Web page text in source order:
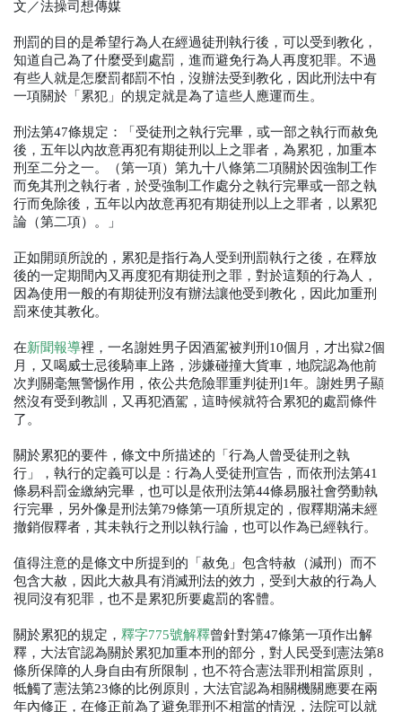
文／法操司想傳媒
刑罰的目的是希望行為人在經過徒刑執行後，可以受到教化，
知道自己為了什麼受到處罰，進而避免行為人再度犯罪。不過
有些人就是怎麼罰都罰不怕，沒辦法受到教化，因此刑法中有
一項關於「累犯」的規定就是為了這些人應運而生。
刑法第47條規定：「受徒刑之執行完畢，或一部之執行而赦免
後，五年以內故意再犯有期徒刑以上之罪者，為累犯，加重本
刑至二分之一。（第一項）第九十八條第二項關於因強制工作
而免其刑之執行者，於受強制工作處分之執行完畢或一部之執
行而免除後，五年以內故意再犯有期徒刑以上之罪者，以累犯
論（第二項）。」
正如開頭所說的，累犯是指行為人受到刑罰執行之後，在釋放
後的一定期間內又再度犯有期徒刑之罪，對於這類的行為人，
因為使用一般的有期徒刑沒有辦法讓他受到教化，因此加重刑
罰來使其教化。
在新聞報導裡，一名謝姓男子因酒駕被判刑10個月，才出獄2個
月，又喝威士忌後騎車上路，涉嫌碰撞大貨車，地院認為他前
次判關毫無警惕作用，依公共危險罪重判徒刑1年。謝姓男子顯
然沒有受到教訓，又再犯酒駕，這時候就符合累犯的處罰條件
了。
關於累犯的要件，條文中所描述的「行為人曾受徒刑之執
行」，執行的定義可以是：行為人受徒刑宣告，而依刑法第41
條易科罰金繳納完畢，也可以是依刑法第44條易服社會勞動執
行完畢，另外像是刑法第79條第一項所規定的，假釋期滿未經
撤銷假釋者，其未執行之刑以執行論，也可以作為已經執行。
值得注意的是條文中所提到的「赦免」包含特赦（減刑）而不
包含大赦，因此大赦具有消滅刑法的效力，受到大赦的行為人
視同沒有犯罪，也不是累犯所要處罰的客體。
關於累犯的規定， 釋字775號解釋曾針對第47條第一項作出解
釋，大法官認為關於累犯加重本刑的部分，對人民受到憲法第8
條所保障的人身自由有所限制，也不符合憲法罪刑相當原則，
牴觸了憲法第23條的比例原則，大法官認為相關機關應要在兩
年內修正，在修正前為了避免罪刑不相當的情況，法院可以就